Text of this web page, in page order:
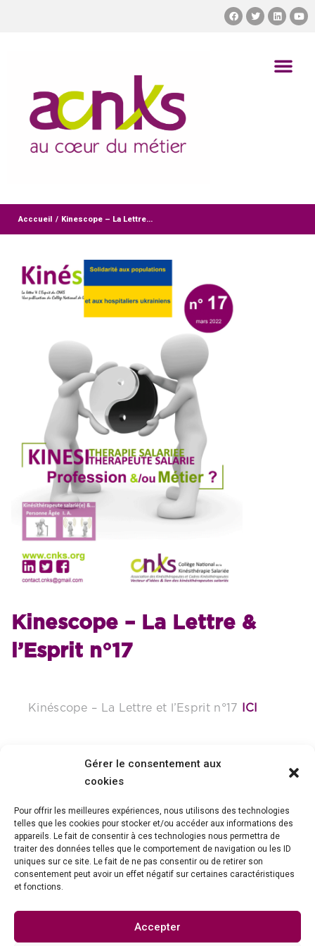
Gérer le consentement aux
cookies
Pour offrir les meilleures expériences, nous utilisons des technologies
telles que les cookies pour stocker et/ou accéder aux informations des
appareils. Le fait de consentir à ces technologies nous permettra de
traiter des données telles que le comportement de navigation ou les ID
uniques sur ce site. Le fait de ne pas consentir ou de retirer son
consentement peut avoir un effet négatif sur certaines caractéristiques
et fonctions.
Accepter
Acccueil / Kinescope – La Lettre...
Kinescope – La Lettre &
l’Esprit n°17
Kinéscope – La Lettre et l’Esprit n°17 ICI